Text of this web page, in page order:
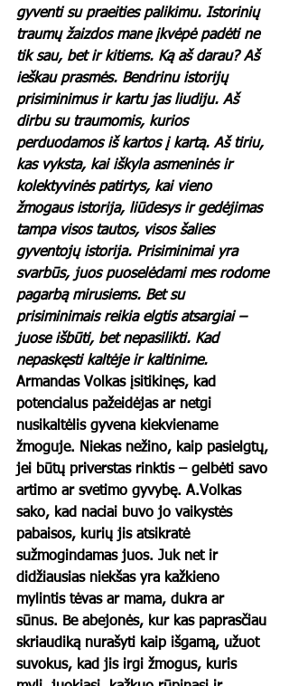
gyventi su praeities palikimu. Istorinių
traumų žaizdos mane įkvėpė padėti ne
tik sau, bet ir kitiems. Ką aš darau? Aš
ieškau prasmės. Bendrinu istorijų
prisiminimus ir kartu jas liudiju. Aš
dirbu su traumomis, kurios
perduodamos iš kartos į kartą. Aš tiriu,
kas vyksta, kai iškyla asmeninės ir
kolektyvinės patirtys, kai vieno
žmogaus istorija, liūdesys ir gedėjimas
tampa visos tautos, visos šalies
gyventojų istorija. Prisiminimai yra
svarbūs, juos puoselėdami mes rodome
pagarbą mirusiems. Bet su
prisiminimais reikia elgtis atsargiai –
juose išbūti, bet nepasilikti. Kad
nepaskęsti kaltėje ir kaltinime.
Armandas Volkas įsitikinęs, kad
potencialus pažeidėjas ar netgi
nusikaltėlis gyvena kiekviename
žmoguje. Niekas nežino, kaip pasielgtų,
jei būtų priverstas rinktis – gelbėti savo
artimo ar svetimo gyvybę. A.Volkas
sako, kad naciai buvo jo vaikystės
pabaisos, kurių jis atsikratė
sužmogindamas juos. Juk net ir
didžiausias niekšas yra kažkieno
mylintis tėvas ar mama, dukra ar
sūnus. Be abejonės, kur kas paprasčiau
skriaudiką nurašyti kaip išgamą, užuot
suvokus, kad jis irgi žmogus, kuris